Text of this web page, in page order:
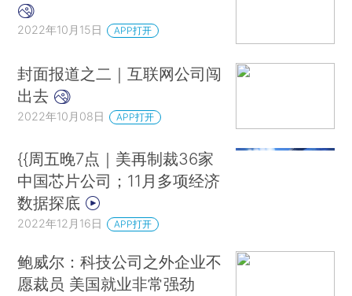
2022年10月15日 APP打开
封面报道之二｜互联网公司闯
出去
2022年10月08日 APP打开
{{周五晚7点｜美再制裁36家
中国芯片公司；11月多项经济
数据探底
2022年12月16日 APP打开
鲍威尔：科技公司之外企业不
愿裁员 美国就业非常强劲